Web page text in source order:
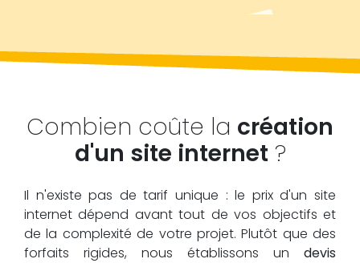
Combien coûte la création
d'un site internet ?
Il n'existe pas de tarif unique : le prix d'un site
internet dépend avant tout de vos objectifs et
de la complexité de votre projet. Plutôt que des
forfaits rigides, nous établissons un devis